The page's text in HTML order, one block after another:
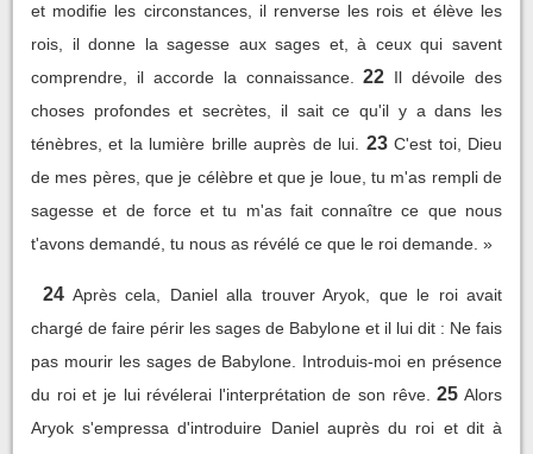
et modifie les circonstances, il renverse les rois et élève les
rois, il donne la sagesse aux sages et, à ceux qui savent
comprendre, il accorde la connaissance.
22 Il dévoile des
choses profondes et secrètes, il sait ce qu'il y a dans les
ténèbres, et la lumière brille auprès de lui.
23 C'est toi, Dieu
de mes pères, que je célèbre et que je loue, tu m'as rempli de
sagesse et de force et tu m'as fait connaître ce que nous
t'avons demandé, tu nous as révélé ce que le roi demande. »
24 Après cela, Daniel alla trouver Aryok, que le roi avait
chargé de faire périr les sages de Babylone et il lui dit : Ne fais
pas mourir les sages de Babylone. Introduis-moi en présence
du roi et je lui révélerai l'interprétation de son rêve. 25 Alors
Aryok s'empressa d'introduire Daniel auprès du roi et dit à